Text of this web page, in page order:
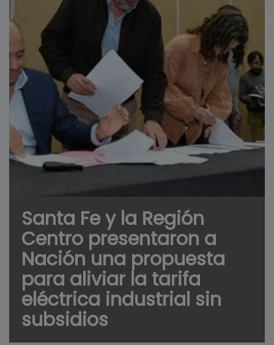
Santa Fe y la Región
Centro presentaron a
Nación una propuesta
para aliviar la tarifa
eléctrica industrial sin
subsidios